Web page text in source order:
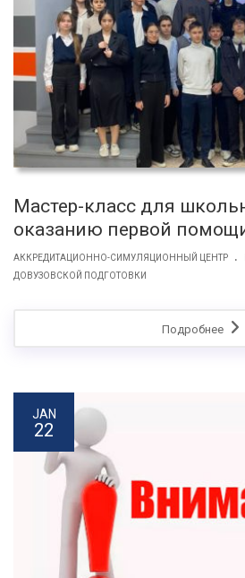
Мастер-класс для
оказанию первой
АККРЕДИТАЦИОННО-СИМУЛЯЦИОННЫЙ ЦЕНТР .
ДОВУЗОВСКОЙ ПОДГОТОВКИ
Подробнее
JAN
22